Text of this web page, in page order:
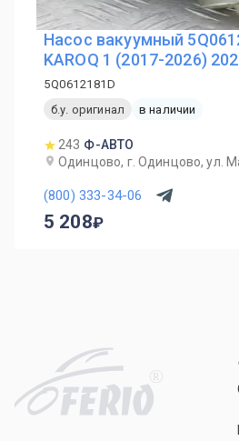
Насос вакуумный
KAROQ 1 (2017-2026)
5Q0612181D
б.у. оригинал
в наличии
243 Ф-АВТО
Одинцово, г. Одинцово, ул.
(800) 333-34-06
5 208
R